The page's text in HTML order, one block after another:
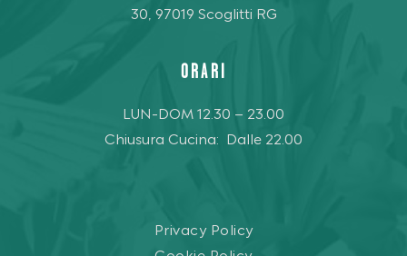
30, 97019 Scoglitti RG
ORARI
LUN-DOM 12.30 – 23.00
Chiusura Cucina: Dalle 22.00
Privacy Policy